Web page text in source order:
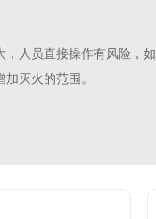
人员直接操作有风险，
灭火的范围。